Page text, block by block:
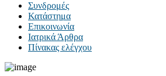
Συνδρομές
Κατάστημα
Επικοινωνία
Ιατρικά Άρθρα
Πίνακας ελέγχου